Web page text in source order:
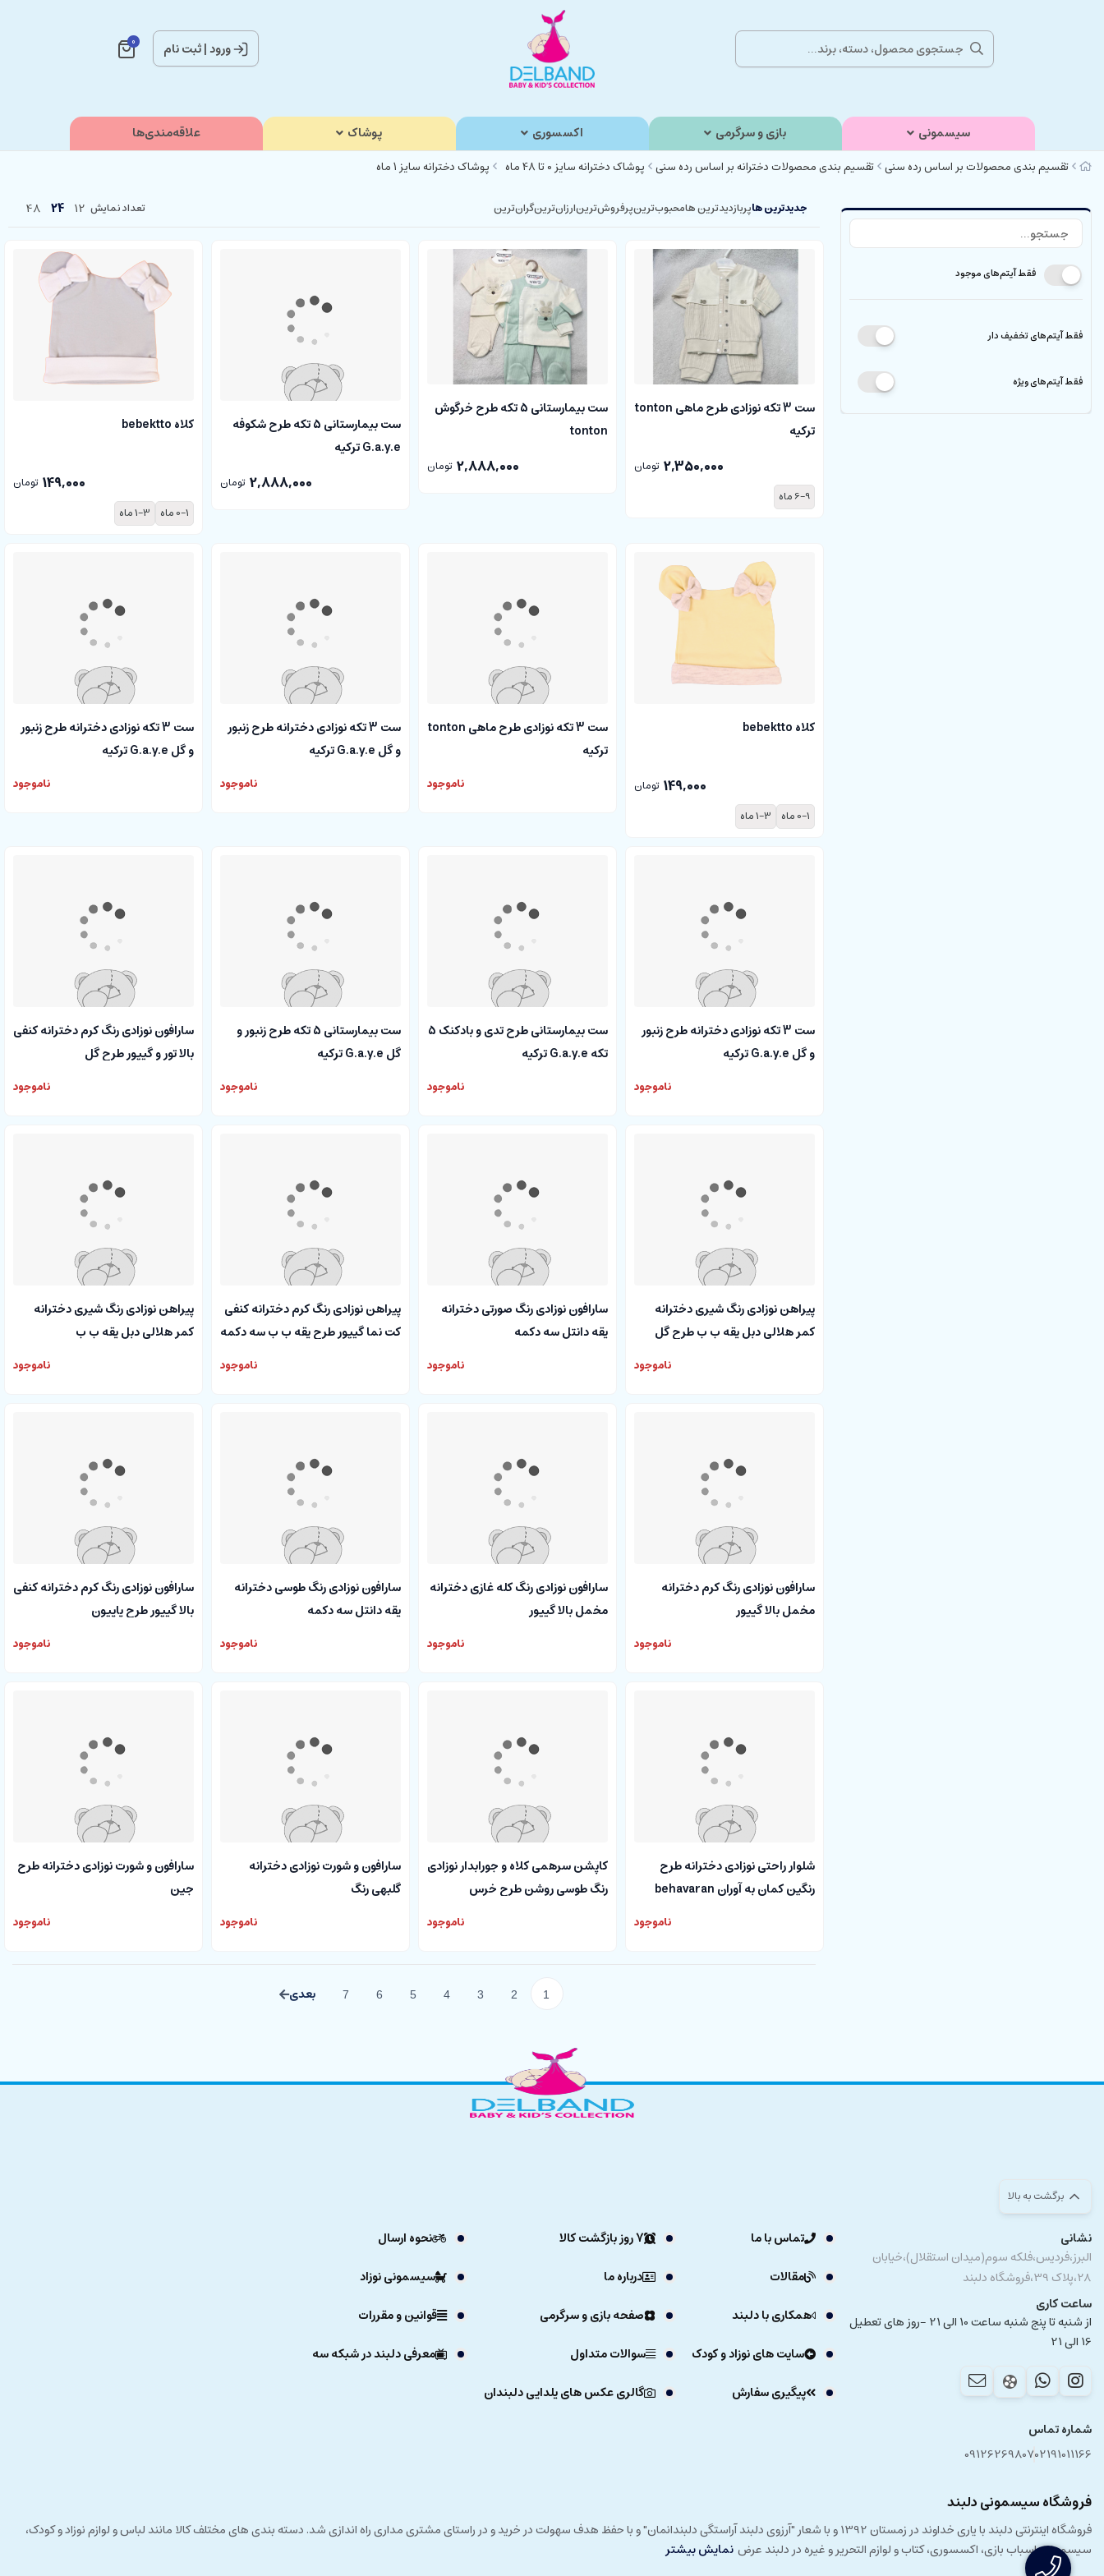
ورود|ثبت نام 0
سیسمونی بازی و سرگرمی اکسسوری پوشاک علاقه‌مندی‌ها
تقسیم بندی محصولات بر اساس رده سنی تقسیم بندی محصولات دخترانه بر اساس رده سنی پوشاک دخترانه سایز 0 تا 48 ماه پوشاک دخترانه سایز 1 ماه
فقط آیتم‌های موجود
فقط آیتم‌های تخفیف دار
فقط آیتم‌های ویژه
جدیدترین هاپربازدیدترین هامحبوب‌‌ترینپرفروش‌ترینارزان‌ترینگران‌ترین تعداد نمایش 12
24
48
ست 3 تکه نوزادی طرح ماهی tonton
ترکیه
2,350,000 تومان
6-9 ماه
ست بیمارستانی 5 تکه طرح خرگوش
tonton
2,888,000 تومان
G.a.y.e ترکیه
کلاه bebektto
149,000 تومان
0-1 ماه
1-3 ماه
کلاه bebektto
149,000 تومان
0-1 ماه
1-3 ماه
ست 3 تکه نوزادی طرح ماهی tonton
ترکیه
ناموجود
ست 3 تکه نوزادی دخترانه طرح زنبور
و گل G.a.y.e ترکیه
ناموجود
ست 3 تکه نوزادی دخترانه طرح زنبور
و گل G.a.y.e ترکیه
ناموجود
ست 3 تکه نوزادی دخترانه طرح زنبور
و گل G.a.y.e ترکیه
ناموجود
ست بیمارستانی طرح تدی و بادکنک 5
تکه G.a.y.e ترکیه
ناموجود
ست بیمارستانی 5 تکه طرح زنبور و
گل G.a.y.e ترکیه
ناموجود
سارافون نوزادی رنگ کرم دخترانه کنفی
بالا تور و گیپور طرح گل
ناموجود
پیراهن نوزادی رنگ شیری دخترانه
کمر هلالی دبل یقه ب ب طرح گل
ناموجود
سارافون نوزادی رنگ صورتی دخترانه
یقه دانتل سه دکمه
ناموجود
پیراهن نوزادی رنگ کرم دخترانه کنفی
کت نما گیپور طرح یقه ب ب سه دکمه
ناموجود
پیراهن نوزادی رنگ شیری دخترانه
کمر هلالی دبل یقه ب ب
ناموجود
سارافون نوزادی رنگ کرم دخترانه
مخمل بالا گیپور
ناموجود
سارافون نوزادی رنگ کله غازی دخترانه
مخمل بالا گیپور
ناموجود
سارافون نوزادی رنگ طوسی دخترانه
یقه دانتل سه دکمه
ناموجود
سارافون نوزادی رنگ کرم دخترانه کنفی
بالا گیپور طرح پاپیون
ناموجود
شلوار راحتی نوزادی دخترانه طرح
رنگین کمان به آوران behavaran
ناموجود
کاپشن سرهمی کلاه و جورابدار نوزادی
رنگ طوسی روشن طرح خرس
ناموجود
سارافون و شورت نوزادی دخترانه
گلبهی رنگ
ناموجود
سارافون و شورت نوزادی دخترانه طرح
جین
ناموجود
1
2
3
4
5
6
7
برگشت به بالا
نشانی
البرز،فردیس،فلکه سوم(میدان استقلال)،خیابان
28،پلاک 39،فروشگاه دلبند
ساعت کاری
از شنبه تا پنج شنبه ساعت 10 الی 21 -روز های تعطیل
16 الی 21
شماره تماس
02191011166
09126269807
تماس با ما 7 روز بازگشت کالا
نحوه ارسال
مقالات
درباره ما
سیسمونی نوزاد
همکاری با دلبند
صفحه بازی و سرگرمی
قوانین و مقررات
سایت های نوزاد و کودک
سوالات متداول
معرفی دلبند در شبکه سه
پیگیری سفارش
گالری عکس های یلدایی دلبندان
فروشگاه سیسمونی دلبند
فروشگاه اینترنتی دلبند با یاری خداوند در زمستان 1392 و با شعار "آرزوی دلبند آراستگی دلبندانمان" و با حفظ هدف سهولت در خرید و در راستای مشتری مداری راه اندازی شد. دسته بندی های مختلف کالا مانند لباس و لوازم نوزاد و کودک،
سیسمونی، اسباب بازی، اکسسوری، کتاب و لوازم التحریر و غیره در دلبند عرض نمایش بیشتر